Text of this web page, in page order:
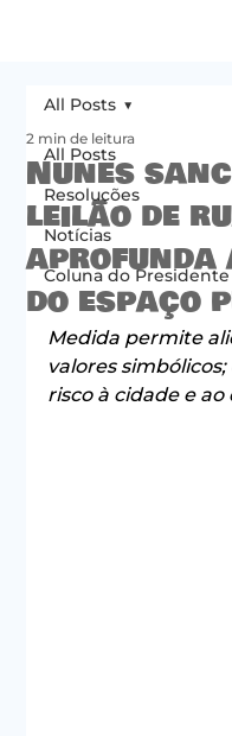
All Posts
Resoluções
Notícias
Coluna do Presidente
All Posts
Nunes
leilão de
aprofunda
do espaço
2 min de leitura
Medida permite
valores
risco à cidade e